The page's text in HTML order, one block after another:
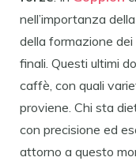
nell’importanza
della formazione
finali. Questi ultimi
caffè, con quali
proviene. Chi sta
con precisione ed
attorno a questo